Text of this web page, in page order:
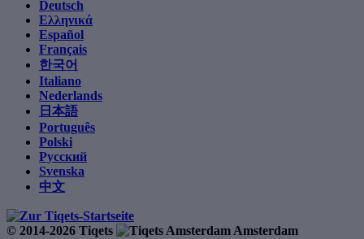
Deutsch
Ελληνικά
Español
Français
한국어
Italiano
Nederlands
日本語
Português
Polski
Русский
Svenska
中文
© 2014-2026 Tiqets
Amsterdam